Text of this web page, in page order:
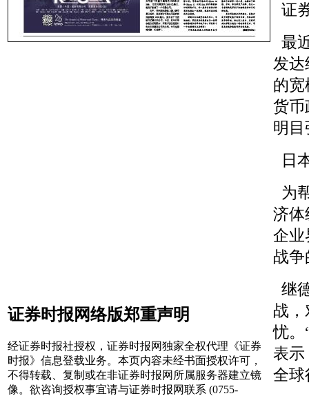
证券时报网络版郑重声明
经证券时报社授权，证券时报网独家全权代理《证券
时报》信息登载业务。本页内容未经书面授权许可，
不得转载、复制或在非证券时报网所属服务器建立镜
像。欲咨询授权事宜请与证券时报网联系 (0755-
证
最
发
的
货币
明
日
为
济体
企业
战争
继
战
忧。
表示
全球